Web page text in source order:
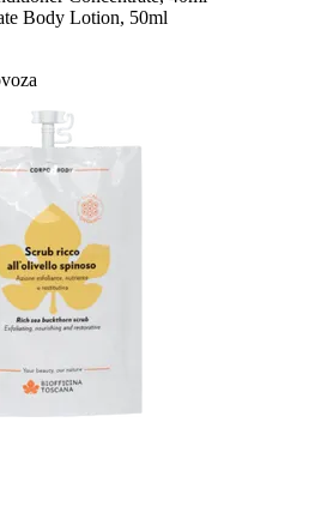
Body Lotion, 50ml